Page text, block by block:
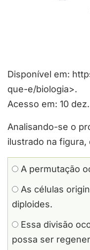
Disponível em:
que-e/biologia>.
Acesso em: 10
Analisando-se o
ilustrado na
A permutação
As células
diploides.
Essa divisão
possa ser